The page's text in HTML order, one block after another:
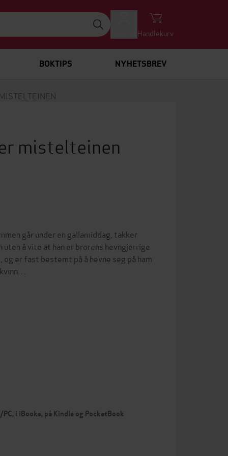
Handlekurv
BOKTIPS NYHETSBREV
mistelteinen
går under en gallamiddag, takker
å vite at han er brorens hevngjerrige
er fast bestemt på å hevne seg på ham
i iBooks, på Kindle og PocketBook